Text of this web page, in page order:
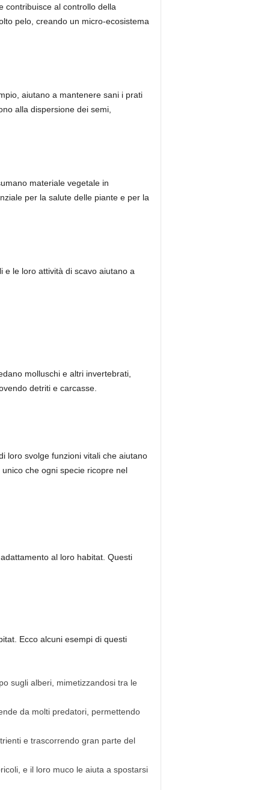
contribuisce al controllo della
pelo, creando un micro-ecosistema
aiutano a mantenere sani i prati
alla dispersione dei semi,
materiale vegetale in
per la salute delle piante e per la
e le loro attività di scavo aiutano a
molluschi e altri invertebrati,
detriti e carcasse.
loro svolge funzioni vitali che aiutano
che ogni specie ricopre nel
al loro habitat. Questi
Ecco alcuni esempi di questi
sugli alberi, mimetizzandosi tra le
da molti predatori, permettendo
e trascorrendo gran parte del
e il loro muco le aiuta a spostarsi